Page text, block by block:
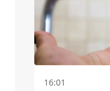
16:01